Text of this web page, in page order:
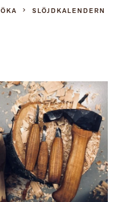
SLÖJDKALENDERN